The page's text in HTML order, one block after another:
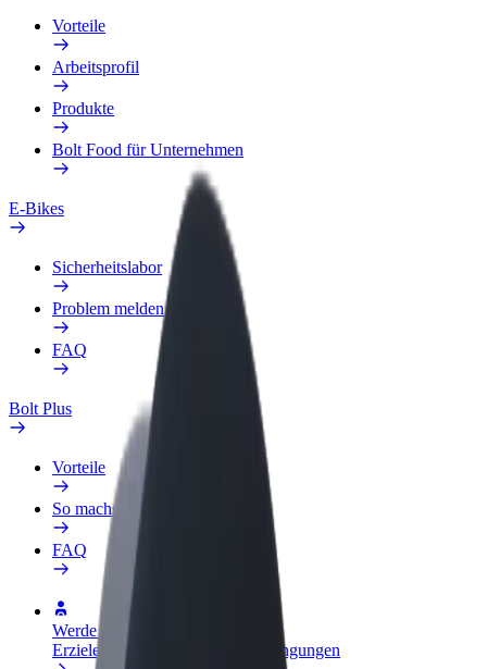
Vorteile
Arbeitsprofil
Produkte
Bolt Food für Unternehmen
E-Bikes
Sicherheitslabor
Problem melden
FAQ
Bolt Plus
Vorteile
So machst du mit
FAQ
Werde Fahrer:in
Erziele Umsatz nach deinen Bedingungen